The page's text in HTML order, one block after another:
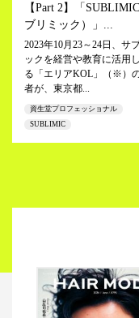
【Part 2】「
ブリミック）」...
2023年10月23～24日、サ
ックを経営や教育に活用
る「エリアKOL」（※）
者が、東京都...
資生堂プロフェッショナル
SUBLIMIC